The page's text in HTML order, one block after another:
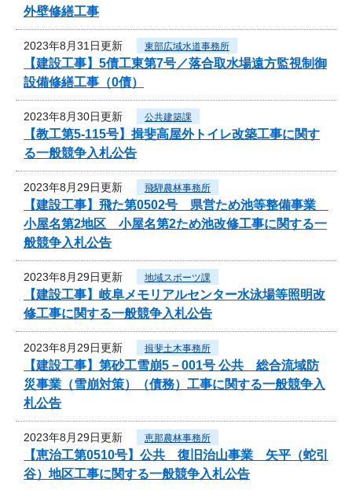
外壁修繕工事
2023年8月31日更新 東部広域水道事務所
【建設工事】5債工東第7号／落合取水場遠方監視制御
設備修繕工事（0債）
2023年8月30日更新 公共建築課
【教工第5-115号】揖斐高屋外トイレ改築工事に関す
る一般競争入札公告
2023年8月29日更新 飛騨農林事務所
【建設工事】飛た第0502号 県営ため池等整備事業
小屋名第2地区 小屋名第2ため池改修工事に関する一
般競争入札公告
2023年8月29日更新 地域スポーツ課
【建設工事】岐阜メモリアルセンター水泳場等照明改
修工事に関する一般競争入札公告
2023年8月29日更新 揖斐土木事務所
【建設工事】第砂工雪崩5－001号 公共 総合流域防
災事業（雪崩対策）（債務）工事に関する一般競争入
札公告
2023年8月29日更新 恵那農林事務所
【恵治工第0510号】公共 復旧治山事業 矢平（蛇引
谷）地区工事に関する一般競争入札公告